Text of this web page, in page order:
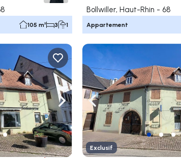
105 m² 3 1
Bollwiller, Haut-Rhin - 68
Appartement
Naviguer vers la droite
Naviguer vers la gauche
Exclusif